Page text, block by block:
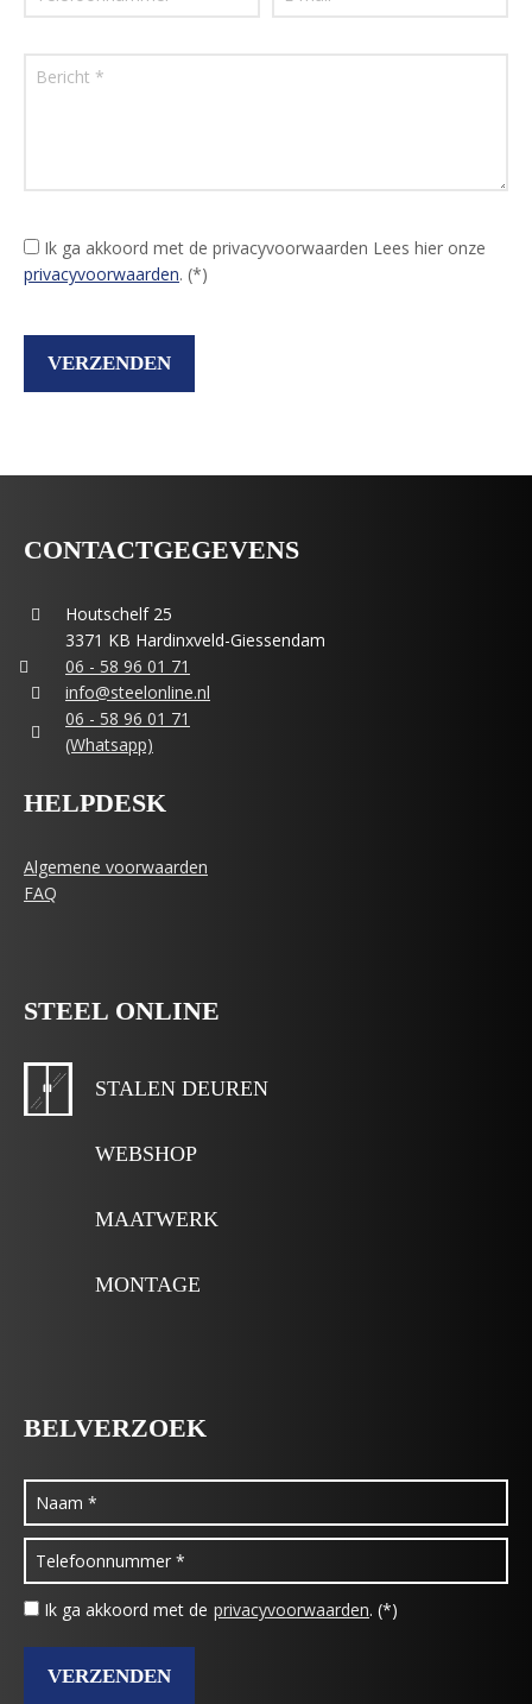
Ik ga akkoord met de privacyvoorwaarden Lees hier onze
privacyvoorwaarden. (*)
CONTACTGEGEVENS
Houtschelf 25
3371 KB Hardinxveld-Giessendam
06 - 58 96 01 71
info@steelonline.nl
06 - 58 96 01 71
(Whatsapp)
HELPDESK
Algemene voorwaarden
FAQ
STEEL ONLINE
STALEN DEUREN
WEBSHOP
MAATWERK
MONTAGE
BELVERZOEK
Ik ga akkoord met de privacyvoorwaarden. (*)